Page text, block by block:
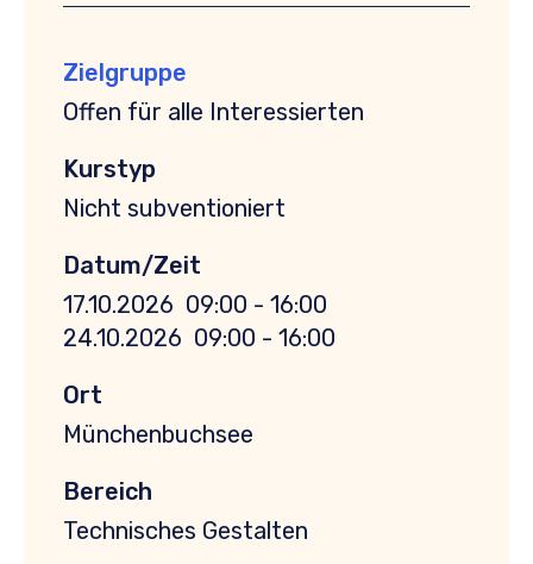
Zielgruppe
Offen für alle Interessierten
Kurstyp
Nicht subventioniert
Datum/Zeit
17.10.2026 09:00 - 16:00
24.10.2026 09:00 - 16:00
Ort
Münchenbuchsee
Bereich
Technisches Gestalten